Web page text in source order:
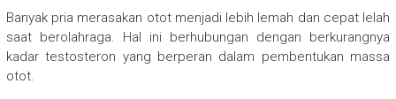
Banyak pria merasakan otot menjadi lebih lemah dan cepat lelah
saat berolahraga. Hal ini berhubungan dengan berkurangnya
kadar testosteron yang berperan dalam pembentukan massa
otot.